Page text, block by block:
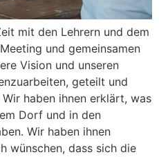
mit den Lehrern und dem
und gemeinsamen
Vision und unseren
geteilt und
haben ihnen erklärt, was
Dorf und in den
Wir haben ihnen
wünschen, dass sich die